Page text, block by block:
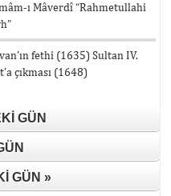
ı Mâverdî “Rahmetullahi
fethi (1635) Sultan IV.
çıkması (1648)
GÜN
GÜN »